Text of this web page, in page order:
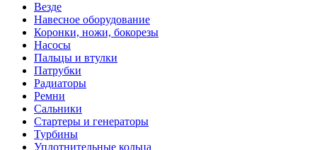
Везде
Навесное оборудование
Коронки, ножи, бокорезы
Насосы
Пальцы и втулки
Патрубки
Радиаторы
Ремни
Сальники
Стартеры и генераторы
Турбины
Уплотнительные кольца